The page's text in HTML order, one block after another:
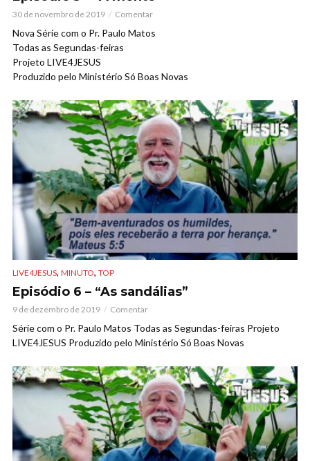
30 de novembro de 2019 Comentar
Nova Série com o Pr. Paulo Matos
Todas as Segundas-feiras
Projeto LIVE4JESUS
Produzido pelo Ministério Só Boas Novas
LIVE4JESUS, MINUTO, TOP
Episódio 6 – “As sandálias”
9 de dezembro de 2019 Comentar
Série com o Pr. Paulo Matos Todas as Segundas-feiras Projeto
LIVE4JESUS Produzido pelo Ministério Só Boas Novas